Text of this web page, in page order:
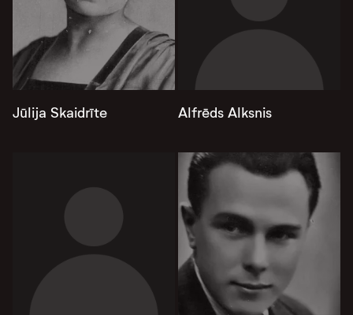
Jūlija Skaidrīte Alfrēds Alksnis